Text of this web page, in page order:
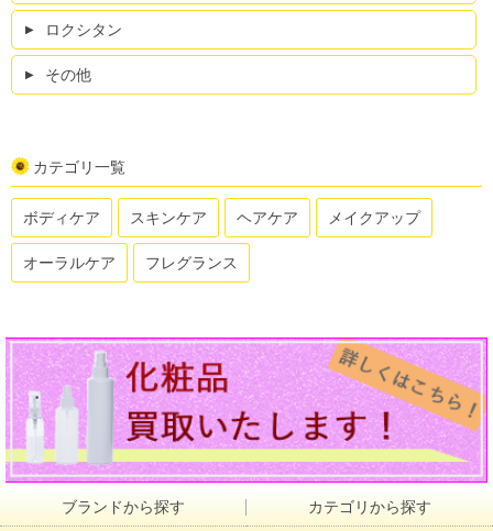
ロクシタン
その他
カテゴリ一覧
ボディケア スキンケア ヘアケア メイクアップ
オーラルケア フレグランス
ブランドから探す カテゴリから探す